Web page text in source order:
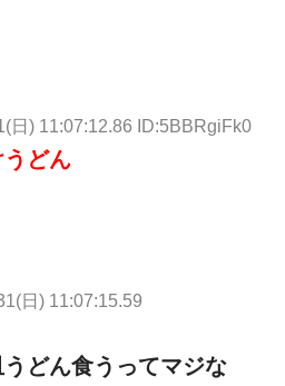
日) 11:07:12.86 ID:5BBRgiFk0
どん
日) 11:07:15.59
どん食うってマジな